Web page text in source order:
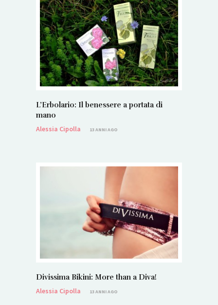
L’Erbolario: Il benessere a portata di
mano
Alessia Cipolla
13 ANNI AGO
Divissima Bikini: More than a Diva!
Alessia Cipolla
13 ANNI AGO